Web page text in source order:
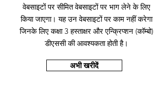
वेबसाइटों पर सीमित वेबसाइटों पर भाग लेने के लिए
किया जाएगा। यह उन वेबसाइटों पर काम नहीं करेगा
जिनके लिए कक्षा 3 हस्ताक्षर और एन्क्रिप्शन (कॉम्बो)
डीएससी की आवश्यकता होती है।
अभी खरीदें